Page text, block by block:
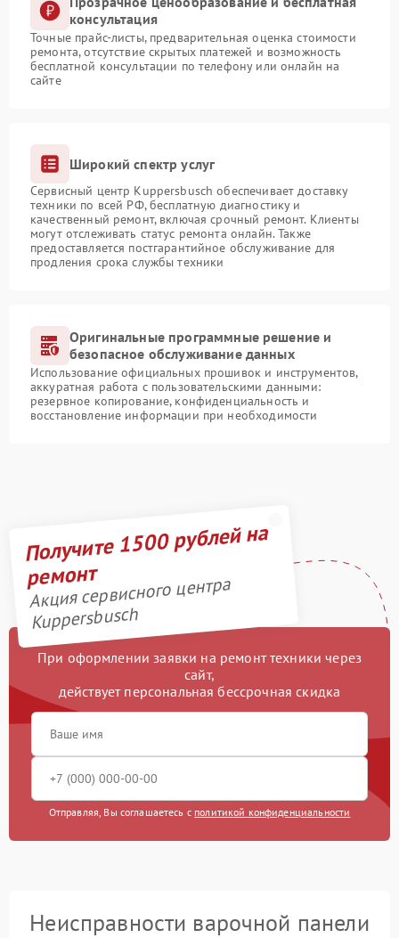
консультация
Точные прайс-листы, предварительная оценка стоимости
ремонта, отсутствие скрытых платежей и возможность
бесплатной консультации по телефону или онлайн на
сайте
Широкий спектр услуг
Сервисный центр Kuppersbusch обеспечивает доставку
техники по всей РФ, бесплатную диагностику и
качественный ремонт, включая срочный ремонт. Клиенты
могут отслеживать статус ремонта онлайн. Также
предоставляется постгарантийное обслуживание для
продления срока службы техники
Оригинальные программные решение и
безопасное обслуживание данных
Использование официальных прошивок и инструментов,
аккуратная работа с пользовательскими данными:
резервное копирование, конфиденциальность и
восстановление информации при необходимости
Получите 1500 рублей на
ремонт
Акция сервисного центра
Kuppersbusch
При оформлении заявки на ремонт техники через
сайт,
действует персональная бессрочная скидка
Отправляя, Вы соглашаетесь с политикой конфиденциальности
Неисправности варочной панели